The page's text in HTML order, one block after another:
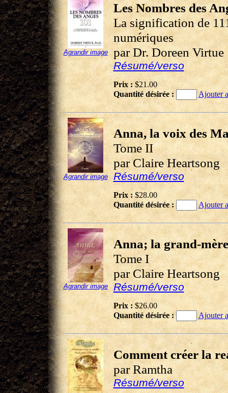
Agrandir image
Les Nombres des
La signification de
numériques
par Dr. Doreen Virtue
Résumé/verso
Prix :$21.00
Quantité désirée :
Ajouter
Agrandir image
Anna, la voix des
Tome II
par Claire Heartsong
Résumé/verso
Prix :$28.00
Quantité désirée :
Ajouter
Agrandir image
Anna; la grand-
Tome I
par Claire Heartsong
Résumé/verso
Prix :$26.00
Quantité désirée :
Ajouter
Comment créer la
par Ramtha
Résumé/verso